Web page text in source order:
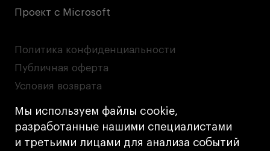
Мы используем файлы cookie,
разработанные нашими специалистами
и третьими лицами для анализа событий
Проект с Microsoft
Политика конфиденциальности
Публичная оферта
Условия возврата
Кредит на образование с господдержкой
Лицензия на осуществление образовательной
деятельности АНО ВО «Универсальный
Университет»